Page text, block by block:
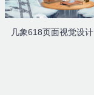
几象618页面视觉设计